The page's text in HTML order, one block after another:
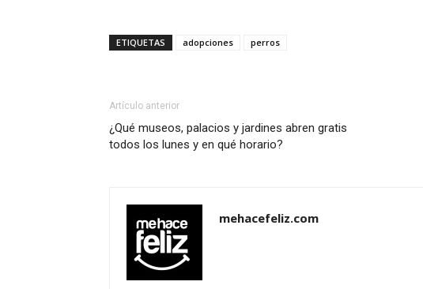
ETIQUETAS adopciones perros
Artículo anterior
¿Qué museos, palacios y jardines abren gratis
todos los lunes y en qué horario?
mehacefeliz.com